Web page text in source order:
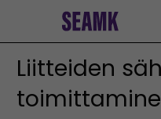
Liitteiden